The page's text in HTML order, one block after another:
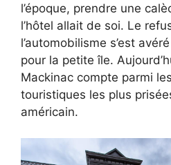
l’époque, prendre une
l’hôtel allait de soi. Le
l’automobilisme s’est
pour la petite île.
Mackinac compte parmi
touristiques les plus
américain.